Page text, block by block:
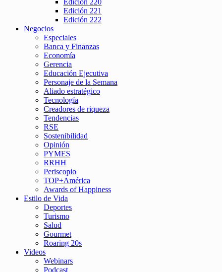
Edición 220
Edición 221
Edición 222
Negocios
Especiales
Banca y Finanzas
Economía
Gerencia
Educación Ejecutiva
Personaje de la Semana
Aliado estratégico
Tecnología
Creadores de riqueza
Tendencias
RSE
Sostenibilidad
Opinión
PYMES
RRHH
Periscopio
TOP+América
Awards of Happiness
Estilo de Vida
Deportes
Turismo
Salud
Gourmet
Roaring 20s
Videos
Webinars
Podcast